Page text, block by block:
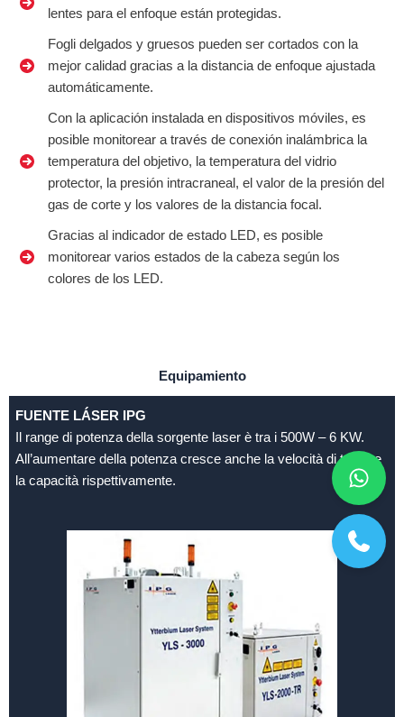
lentes para el enfoque están protegidas.
Fogli delgados y gruesos pueden ser cortados con la
mejor calidad gracias a la distancia de enfoque ajustada
automáticamente.
Con la aplicación instalada en dispositivos móviles, es
posible monitorear a través de conexión inalámbrica la
temperatura del objetivo, la temperatura del vidrio
protector, la presión intracraneal, el valor de la presión del
gas de corte y los valores de la distancia focal.
Gracias al indicador de estado LED, es posible
monitorear varios estados de la cabeza según los
colores de los LED.
Equipamiento
FUENTE LÁSER IPG
Il range di potenza della sorgente laser è tra i 500W – 6 KW.
All’aumentare della potenza cresce anche la velocità di taglio e
la capacità rispettivamente.